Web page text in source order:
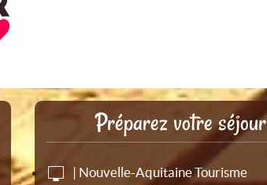
Préparez votre séjour
| Nouvelle-Aquitaine Tourisme